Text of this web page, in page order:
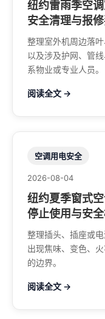
纽约雷雨季空
安全清理与报
整理室外机周边落
以及涉及护网、管
系物业或专业人员。
阅读全文 →
空调用电安全
2026-08-04
纽约夏季窗式
停止使用与安
整理插头、插座或
出现焦味、变色、
的边界。
阅读全文 →